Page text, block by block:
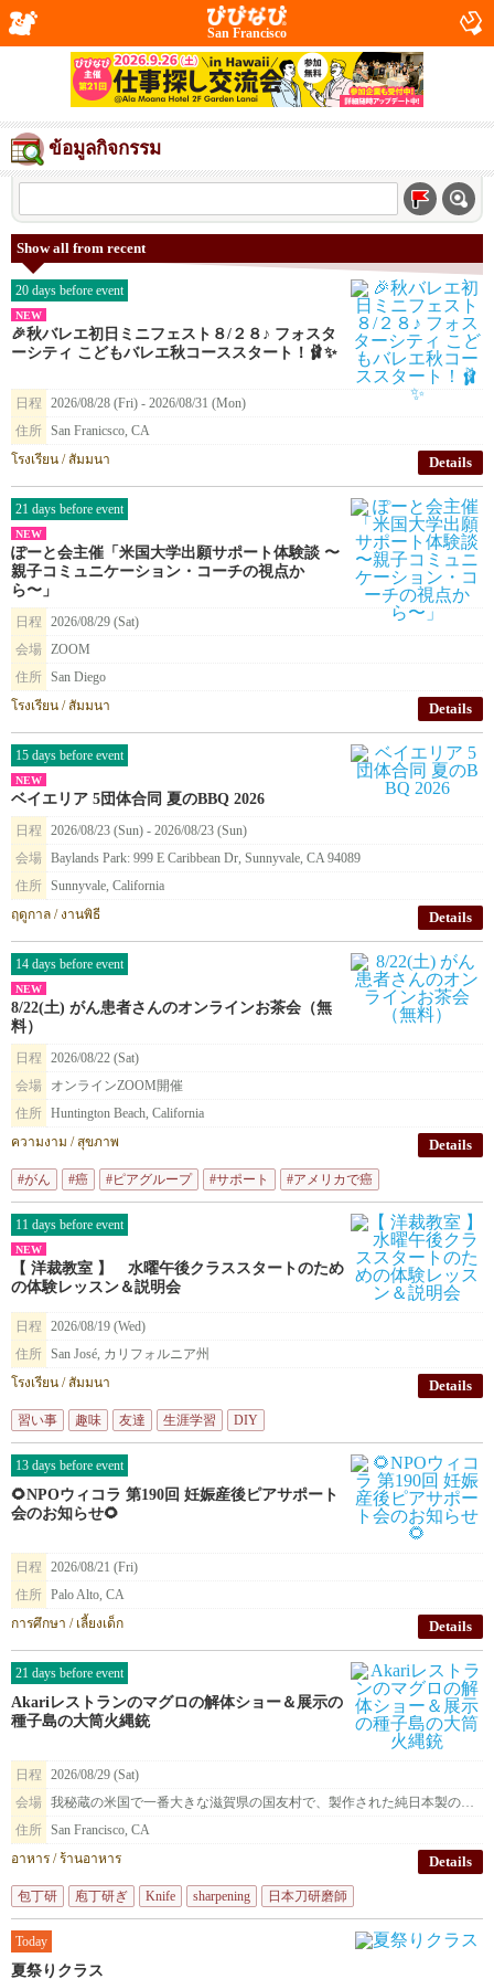
San Francisco
ข้อมูลกิจกรรม
Show all from recent
20 days before event
NEW
🎉秋バレエ初日ミニフェスト８/２８♪ フォスタ
ーシティ こどもバレエ秋コーススタート！🩰✨
日程
2026/08/28 (Fri) - 2026/08/31 (Mon)
住所 San Franicsco, CA
โรงเรียน / สัมมนา
Details
21 days before event
NEW
ぽーと会主催「米国大学出願サポート体験談 〜
親子コミュニケーション・コーチの視点か
ら〜」
日程
2026/08/29 (Sat)
会場 ZOOM
住所 San Diego
โรงเรียน / สัมมนา
Details
15 days before event
NEW
ベイエリア 5団体合同 夏のBBQ 2026
日程
2026/08/23 (Sun) - 2026/08/23 (Sun)
会場 Baylands Park: 999 E Caribbean Dr, Sunnyvale, CA 94089
住所 Sunnyvale, California
ฤดูกาล / งานพิธี
Details
14 days before event
NEW
8/22(土) がん患者さんのオンラインお茶会（無
料）
日程
2026/08/22 (Sat)
会場
オンラインZOOM開催
住所 Huntington Beach, California
ความงาม / สุขภาพ
Details
#がん #癌 #ピアグループ #サポート #アメリカで癌
11 days before event
NEW
【 洋裁教室 】 水曜午後クラススタートのため
の体験レッスン＆説明会
日程
2026/08/19 (Wed)
住所 San José, カリフォルニア州
โรงเรียน / สัมมนา
Details
習い事 趣味 友達 生涯学習 DIY
13 days before event
🌻NPOウィコラ 第190回 妊娠産後ピアサポート
会のお知らせ🌻
日程
2026/08/21 (Fri)
住所 Palo Alto, CA
การศึกษา / เลี้ยงเด็ก
Details
21 days before event
Akariレストランのマグロの解体ショー＆展示の
種子島の大筒火縄銃
日程
2026/08/29 (Sat)
会場
我秘蔵の米国で一番大きな滋賀県の国友村で、製作された純日本製の種子島火縄銃を展示致します。
住所 San Francisco, CA
อาหาร / ร้านอาหาร
Details
包丁研 庖丁研ぎ Knife sharpening 日本刀研磨師
Today
夏祭りクラス